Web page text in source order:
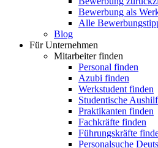
Bewerbung als
Alle
Blog
Für Unternehmen
Mitarbeiter finden
Personal finden
Azubi finden
Werkstudent finden
Studentische
Praktikanten finden
Fachkräfte finden
Führungskräfte
Personalsuche